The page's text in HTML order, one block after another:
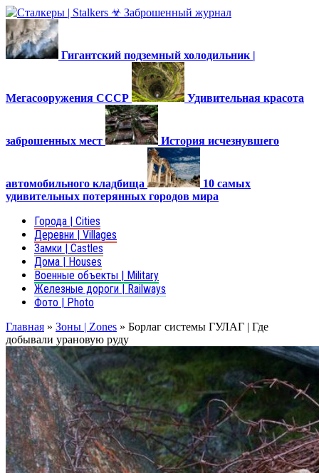
Гигантский подземный холодильник |
Мегасооружения СССР Удивительная красота
заброшенных мест История исчезнувшего
автомобильного кладбища
10 самых
удивительных потерянных городов мира
Города | Cities
Деревни | Villages
Замки | Castles
Дома | Houses
Военные объекты | Military
Железные дороги | Railways
Фото | Photo
Главная » Зоны | Zones » Борлаг системы ГУЛАГ | Где
добывали урановую руду